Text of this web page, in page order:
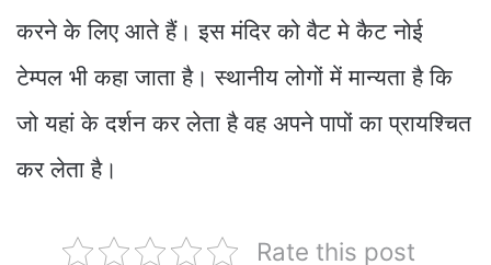
करने के लिए आते हैं। इस मंदिर को वैट मे कैट नोई
टेम्पल भी कहा जाता है। स्थानीय लोगों में मान्यता है कि
जो यहां के दर्शन कर लेता है वह अपने पापों का प्रायश्चित
कर लेता है।
Rate this post